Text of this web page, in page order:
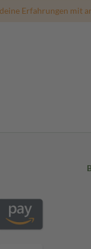
Erfahrungen mit